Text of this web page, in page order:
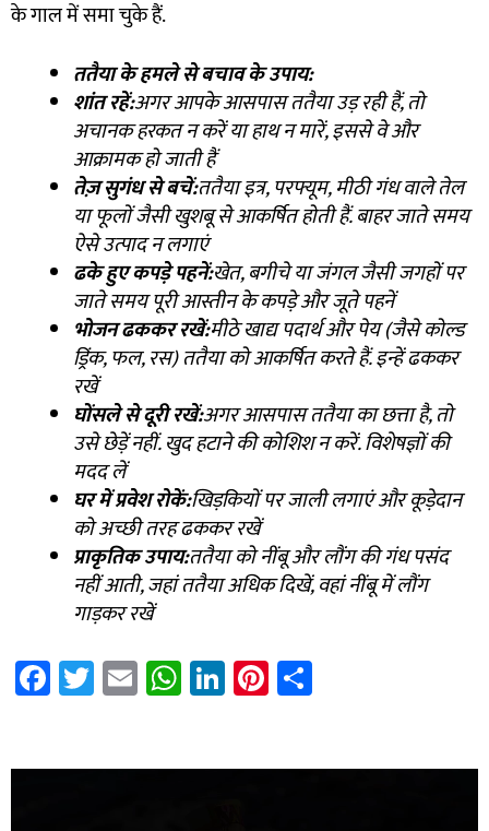
के गाल में समा चुके हैं.
ततैया के हमले से बचाव के उपाय:
शांत रहें:अगर आपके आसपास ततैया उड़ रही हैं,तो
अचानक हरकत न करें या हाथ न मारें,इससे वे और
आक्रामक हो जाती हैं
तेज़ सुगंध से बचें:ततैया इत्र,परफ्यूम,मीठी गंध वाले तेल
या फूलों जैसी खुशबू से आकर्षित होती हैं. बाहर जाते समय
ऐसे उत्पाद न लगाएं
ढके हुए कपड़े पहनें:खेत,बगीचे या जंगल जैसी जगहों पर
जाते समय पूरी आस्तीन के कपड़े और जूते पहनें
भोजन ढककर रखें:मीठे खाद्य पदार्थ और पेय (जैसे कोल्ड
ड्रिंक,फल,रस) ततैया को आकर्षित करते हैं. इन्हें ढककर
रखें
घोंसले से दूरी रखें:अगर आसपास ततैया का छत्ता है,तो
उसे छेड़ें नहीं. खुद हटाने की कोशिश न करें. विशेषज्ञों की
मदद लें
घर में प्रवेश रोकें:खिड़कियों पर जाली लगाएं और कूड़ेदान
को अच्छी तरह ढककर रखें
प्राकृतिक उपाय:ततैया को नींबू और लौंग की गंध पसंद
नहीं आती,जहां ततैया अधिक दिखें,वहां नींबू में लौंग
गाड़कर रखें
Fa
ce
o
T
wi
er
E
m
W
h
sA
Li
nk
dI
Pi
nt
es e